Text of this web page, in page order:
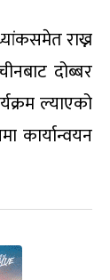
राख्न
दोब्बर
ल्याएको
कार्यान्वयन